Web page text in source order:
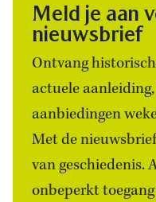
Meld je aan
nieuwsbrief
Ontvang
actuele
aanbiedingen
Met de
van geschiedenis.
onbeperkt